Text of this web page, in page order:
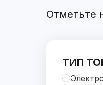
Отметьте
ТИП